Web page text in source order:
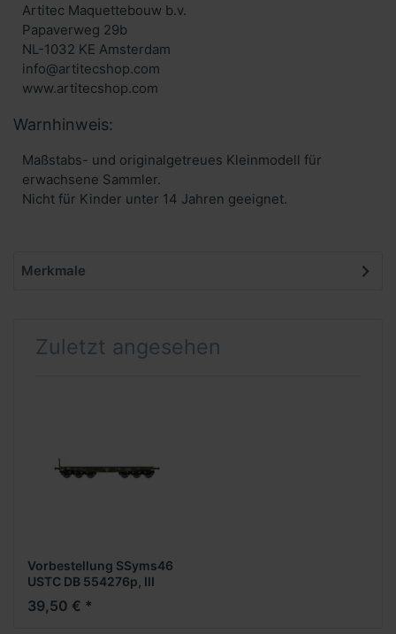
Artitec Maquettebouw b.v.
Papaverweg 29b
NL-1032 KE Amsterdam
info@artitecshop.com
Warnhinweis:
Maßstabs- und originalgetreues Kleinmodell für
erwachsene Sammler.
Nicht für Kinder unter 14 Jahren geeignet.
Merkmale
Zuletzt angesehen
Vorbestellung SSyms46
USTC DB 554276p, III
-1:87- -
Schwerlastwagen-
39,50 € *